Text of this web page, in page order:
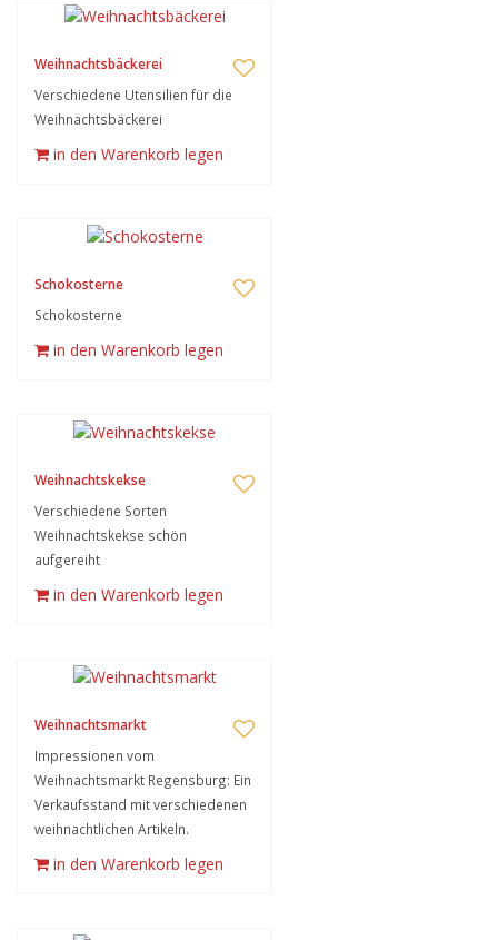
Weihnachtsbäckerei
Verschiedene Utensilien für die
Weihnachtsbäckerei
in den Warenkorb legen
Schokosterne
Schokosterne
in den Warenkorb legen
Weihnachtskekse
Verschiedene Sorten
Weihnachtskekse schön
aufgereiht
in den Warenkorb legen
Weihnachtsmarkt
Impressionen vom
Weihnachtsmarkt Regensburg: Ein
Verkaufsstand mit verschiedenen
weihnachtlichen Artikeln.
in den Warenkorb legen